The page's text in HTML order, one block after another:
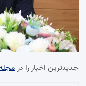
جدیدترین اخبار را در